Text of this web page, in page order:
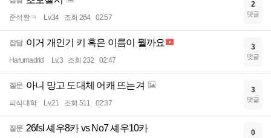
준석짱ㅋ Lv.34 조회 264 02:57
2
댓글
잡담 이거 개인기 키 혹은 이름이 뭘까요
Harumadrid Lv.3 조회 232 02:47
3
댓글
질문 아니 망고 도대체 어캐 뜨는겨
피식대학 Lv.21 조회 511 02:37
3
댓글
질문 26fsl 셰우8카 vs No7 셰우10카 0